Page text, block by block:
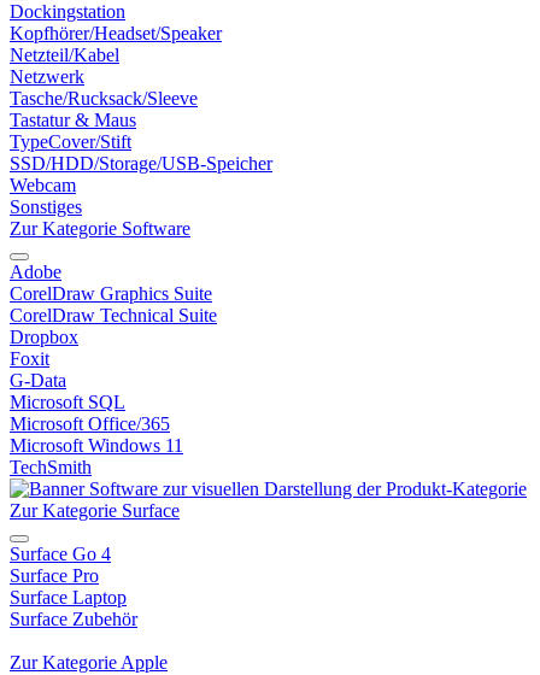
Dockingstation
Kopfhörer/Headset/Speaker
Netzteil/Kabel
Netzwerk
Tasche/Rucksack/Sleeve
Tastatur & Maus
TypeCover/Stift
SSD/HDD/Storage/USB-Speicher
Webcam
Sonstiges
Zur Kategorie Software
Adobe
CorelDraw Graphics Suite
CorelDraw Technical Suite
Dropbox
Foxit
G-Data
Microsoft SQL
Microsoft Office/365
Microsoft Windows 11
TechSmith
Zur Kategorie Surface
Surface Go 4
Surface Pro
Surface Laptop
Surface Zubehör
Zur Kategorie Apple